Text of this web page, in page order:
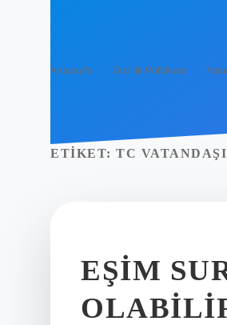
Anasayfa Gizlilik Politikası
ETIKET: TC
EŞIM